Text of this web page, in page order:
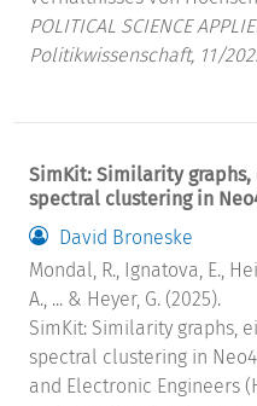
POLITICAL SCIENCE
Politikwissenschaft, 11/
SimKit: Similarity
spectral clustering in
David Broneske
Mondal, R., Ignatova, E.,
A., ... & Heyer, G. (2025).
SimKit: Similarity graphs,
spectral clustering in
and Electronic Engineers